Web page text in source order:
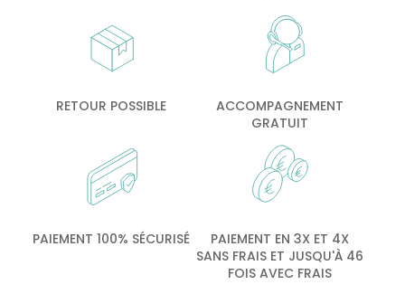
RETOUR POSSIBLE
ACCOMPAGNEMENT
GRATUIT
PAIEMENT 100% SÉCURISÉ
PAIEMENT EN 3X ET 4X
SANS FRAIS ET JUSQU'À 46
FOIS AVEC FRAIS